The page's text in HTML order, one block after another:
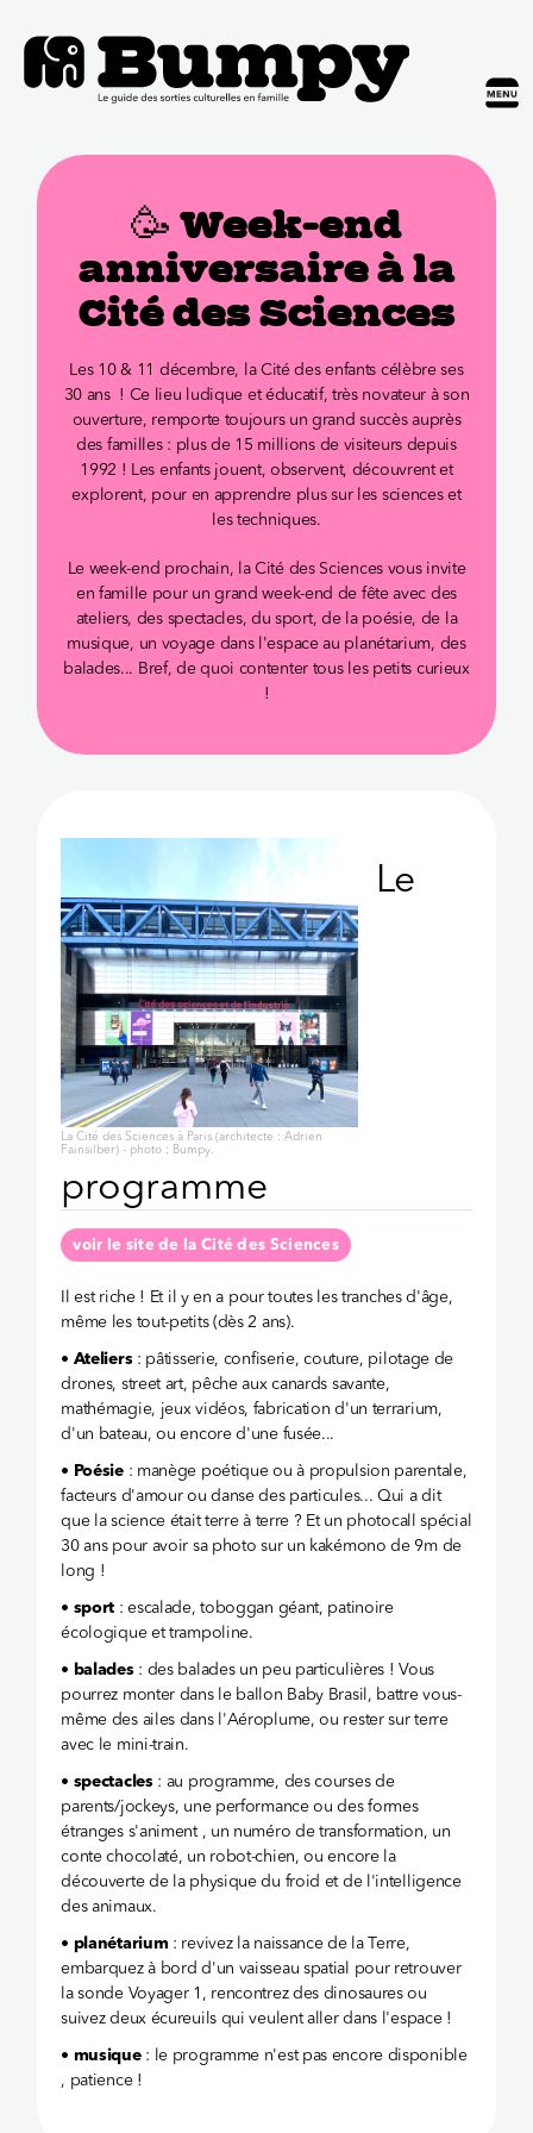
🥳 Week-end
anniversaire à la
Cité des Sciences
Les 10 & 11 décembre, la Cité des enfants célèbre ses
30 ans ! Ce lieu ludique et éducatif, très novateur à son
ouverture, remporte toujours un grand succès auprès
des familles : plus de 15 millions de visiteurs depuis
1992 ! Les enfants jouent, observent, découvrent et
explorent, pour en apprendre plus sur les sciences et
les techniques.
Le week-end prochain, la Cité des Sciences vous invite
en famille pour un grand week-end de fête avec des
ateliers, des spectacles, du sport, de la poésie, de la
musique, un voyage dans l'espace au planétarium, des
balades... Bref, de quoi contenter tous les petits curieux
!
La Cité des Sciences à Paris (architecte : Adrien
Fainsilber) - photo : Bumpy.
Le
programme
voir le site de la Cité des Sciences
Il est riche ! Et il y en a pour toutes les tranches d'âge,
même les tout-petits (dès 2 ans).
• Ateliers: pâtisserie, confiserie, couture, pilotage de
drones, street art, pêche aux canards savante,
mathémagie, jeux vidéos, fabrication d'un terrarium,
d'un bateau, ou encore d'une fusée...
• Poésie: manège poétique ou à propulsion parentale,
facteurs d'amour ou danse des particules... Qui a dit
que la science était terre à terre ? Et un photocall spécial
30 ans pour avoir sa photo sur un kakémono de 9m de
long !
• sport : escalade, toboggan géant, patinoire
écologique et trampoline.
• balades: des balades un peu particulières ! Vous
pourrez monter dans le ballon Baby Brasil, battre vous-
même des ailes dans l'Aéroplume, ou rester sur terre
avec le mini-train.
• spectacles: au programme, des courses de
parents/jockeys, une performance ou des formes
étranges s'animent , un numéro de transformation, un
conte chocolaté, un robot-chien, ou encore la
découverte de la physique du froid et de l'intelligence
des animaux.
• planétarium : revivez la naissance de la Terre,
embarquez à bord d'un vaisseau spatial pour retrouver
la sonde Voyager 1, rencontrez des dinosaures ou
suivez deux écureuils qui veulent aller dans l'espace !
• musique: le programme n'est pas encore disponible
, patience !